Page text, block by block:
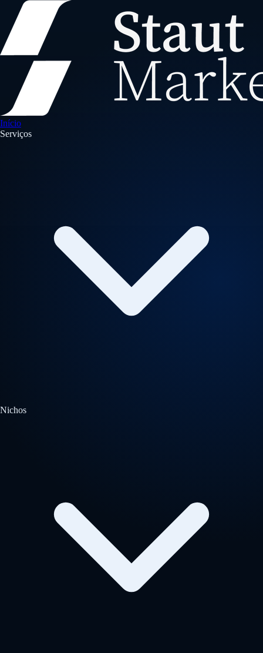
Início
Serviços
Nichos